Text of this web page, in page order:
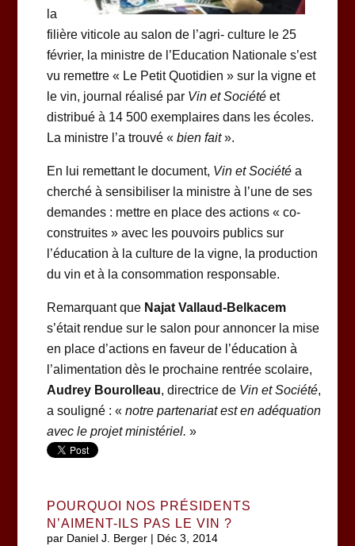
la
filière viticole au salon de l’agri- culture le 25
février, la ministre de l’Education Nationale s’est
vu remettre « Le Petit Quotidien » sur la vigne et
le vin, journal réalisé par Vin et Sociétéet
distribué à 14 500 exemplaires dans les écoles.
La ministre l’a trouvé « bien fait».
En lui remettant le document, Vin et Sociétéa
cherché à sensibiliser la ministre à l’une de ses
demandes : mettre en place des actions « co-
construites » avec les pouvoirs publics sur
l’éducation à la culture de la vigne, la production
du vin et à la consommation responsable.
Remarquant que Najat Vallaud-Belkacem
s’était rendue sur le salon pour annoncer la mise
en place d’actions en faveur de l’éducation à
l’alimentation dès le prochaine rentrée scolaire,
Audrey Bourolleau, directrice de Vin et Société,
a souligné : « notre partenariat est en adéquation
avec le projet ministériel. »
POURQUOI NOS PRÉSIDENTS
N’AIMENT-ILS PAS LE VIN ?
par Daniel J. Berger| Déc 3, 2014